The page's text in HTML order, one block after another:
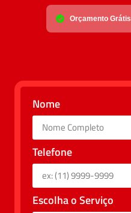
Orçamento Grátis
Nome
Telefone
Escolha o Serviço